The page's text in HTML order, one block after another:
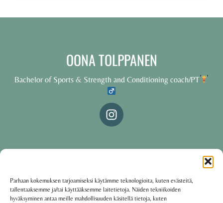
Parhaan kokemuksen tarjoamiseksi käytämme teknologioita, kuten evästeitä,
tallentaaksemme ja/tai käyttääksemme laitetietoja. Näiden tekniikoiden
hyväksyminen antaa meille mahdollisuuden käsitellä tietoja, kuten
OONA TOLPPANEN
Bachelor of Sports & Strength and Conditioning coach/PT
Käyttöehdot·Tietosuojakäytäntö